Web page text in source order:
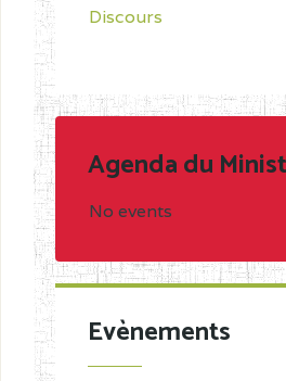
Discours
Agenda du
No events
Evènements